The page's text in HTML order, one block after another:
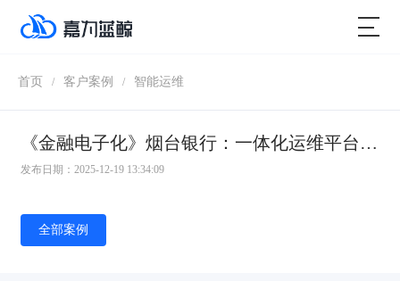
首页 / 客户案例 / 智能运维
《金融电子化》烟台银行：一体化运维平台的建设实践
发布日期：2025-12-19 13:34:09
全部案例